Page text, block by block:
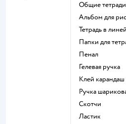
Общие тетради
Альбом для
Тетрадь в
Папки для
Пенал
Гелевая ручка
Клей карандаш
Ручка
Скотчи
Ластик